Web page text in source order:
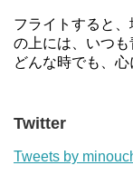
フライトすると
の上には、いつも
どんな時でも、心
Twitter
Tweets by